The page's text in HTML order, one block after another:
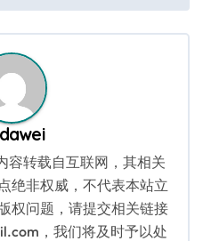
dawei
容转载自互联网，其相关
绝非权威，不代表本站立
权问题，请提交相关链接
，我们将及时予以处